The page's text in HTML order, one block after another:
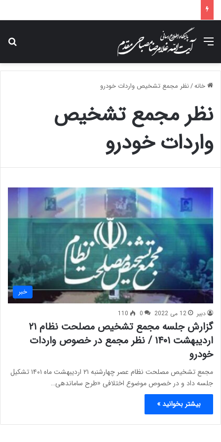
منو
خانه/نظر مجمع تشخیص واردات خودرو
نظر مجمع تشخیص
واردات خودرو
خبر
دبیر 12 می 2022 0
110
گزارش جلسه مجمع تشخیص مصلحت نظام ۲۱
اردیبهشت ۱۴۰۱ / نظر مجمع در خصوص واردات
خودرو
مجمع تشخیص مصلحت نظام عصر چهارشنبه ۲۱ اردیبهشت ماه ۱۴۰۱ تشکیل
جلسه داد و در خصوص موضوع اختلافی «طرح ساماندهی…
بیشتر بخوانید »